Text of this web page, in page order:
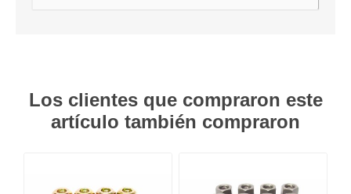
Los clientes que compraron este
artículo también compraron